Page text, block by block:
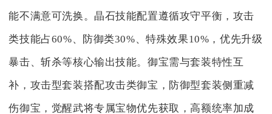
能不满意可洗换。晶石技能配置遵循攻守平衡，攻击
类技能占60%、防御类30%、特殊效果10%，优先升级
暴击、斩杀等核心输出技能。御宝需与套装特性互
补，攻击型套装搭配攻击类御宝，防御型套装侧重减
伤御宝，觉醒武将专属宝物优先获取，高额统率加成